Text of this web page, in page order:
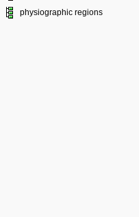
physiographic regions